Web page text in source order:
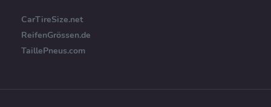
CarTireSize.net
ReifenGrössen.de
TaillePneus.com